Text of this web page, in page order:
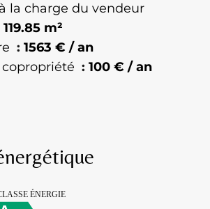
la charge du vendeur
119.85 m²
1563 € / an
100 € / an